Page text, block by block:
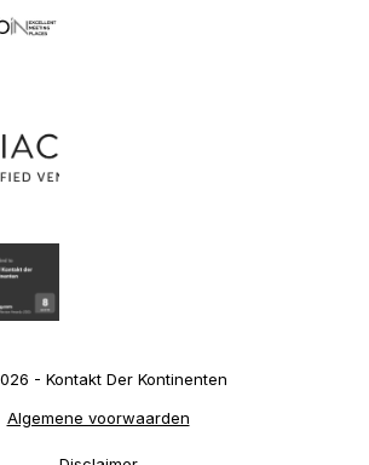
- Kontakt Der Kontinenten
Algemene voorwaarden